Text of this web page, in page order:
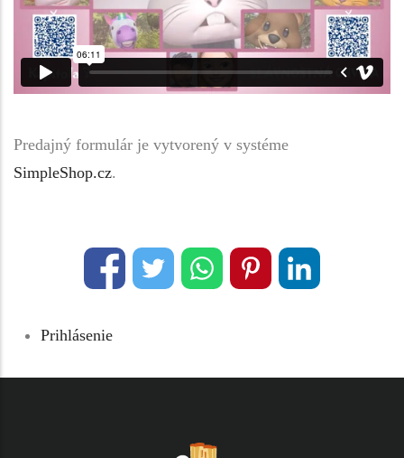
Predajný formulár je vytvorený v systéme
SimpleShop.cz.
Prihlásenie